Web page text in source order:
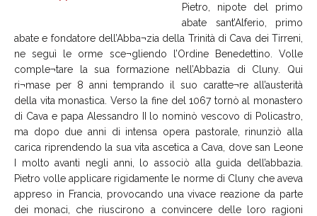
Pietro, nipote del primo
abate sant’Alferio, primo
abate e fondatore dell’Abba¬zia della Trinità di Cava dei Tirreni,
ne seguì le orme sce¬gliendo l’Ordine Benedettino. Volle
comple¬tare la sua formazione nell’Abbazia di Cluny. Qui
ri¬mase per 8 anni temprando il suo caratte¬re all’austerità
della vita monastica. Verso la fine del 1067 tornò al monastero
di Cava e papa Alessandro II lo nominò vescovo di Policastro,
ma dopo due anni di intensa opera pastorale, rinunziò alla
carica riprendendo la sua vita ascetica a Cava, dove san Leone
I molto avanti negli anni, lo associò alla guida dell’abbazia.
Pietro volle applicare rigidamente le norme di Cluny che aveva
appreso in Francia, provocando una vivace reazione da parte
dei monaci, che riuscirono a convincere delle loro ragioni